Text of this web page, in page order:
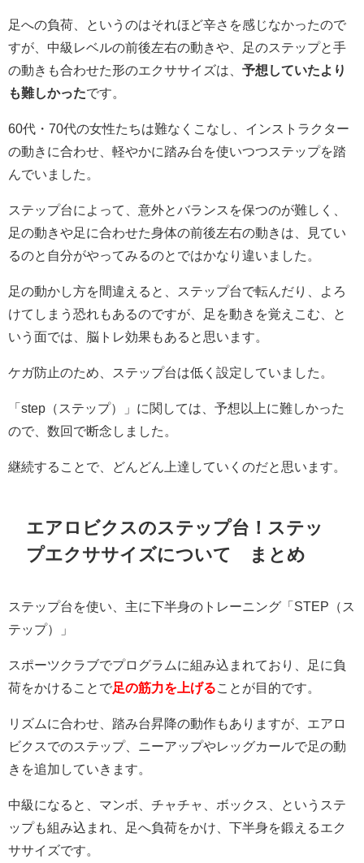
足への負荷、というのはそれほど辛さを感じなかったので
すが、中級レベルの前後左右の動きや、足のステップと手
の動きも合わせた形のエクササイズは、 予想していたより
も難しかったです。
60代・70代の女性たちは難なくこなし、インストラクター
の動きに合わせ、軽やかに踏み台を使いつつステップを踏
んでいました。
ステップ台によって、意外とバランスを保つのが難しく、
足の動きや足に合わせた身体の前後左右の動きは、見てい
るのと自分がやってみるのとではかなり違いました。
足の動かし方を間違えると、ステップ台で転んだり、よろ
けてしまう恐れもあるのですが、足を動きを覚えこむ、と
いう面では、脳トレ効果もあると思います。
ケガ防止のため、ステップ台は低く設定していました。
「step（ステップ）」に関しては、予想以上に難しかった
ので、数回で断念しました。
継続することで、どんどん上達していくのだと思います。
エアロビクスのステップ台！ステッ
プエクササイズについて まとめ
ステップ台を使い、主に下半身のトレーニング「STEP（ス
テップ）」
スポーツクラブでプログラムに組み込まれており、足に負
荷をかけることで足の筋力を上げる ことが目的です。
リズムに合わせ、踏み台昇降の動作もありますが、エアロ
ビクスでのステップ、ニーアップやレッグカールで足の動
きを追加していきます。
中級になると、マンボ、チャチャ、ボックス、というステ
ップも組み込まれ、足へ負荷をかけ、下半身を鍛えるエク
ササイズです。